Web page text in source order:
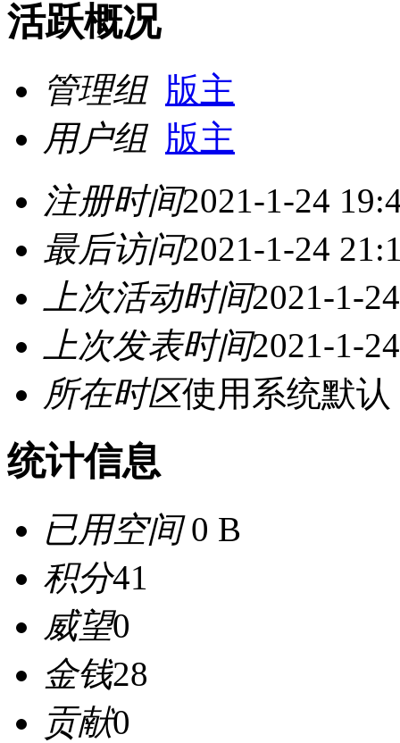
活跃概况
管理组 版主
用户组 版主
注册时间2021-1-24
最后访问2021-1-24
上次活动时间2021-1-
上次发表时间2021-1-
所在时区使用系统默认
统计信息
已用空间0 B
积分41
威望0
金钱28
贡献0